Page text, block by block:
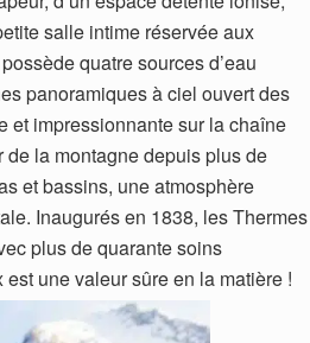
salle intime réservée aux
quatre sources d’eau
panoramiques à ciel ouvert des
et impressionnante sur la chaîne
la montagne depuis plus de
et bassins, une atmosphère
Inaugurés en 1838, les Thermes
plus de quarante soins
une valeur sûre en la matière !